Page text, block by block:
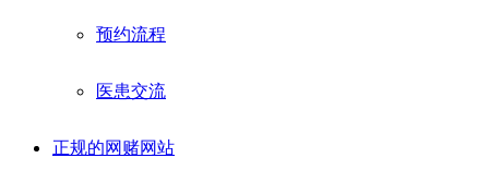
预约流程
医患交流
正规的网赌网站